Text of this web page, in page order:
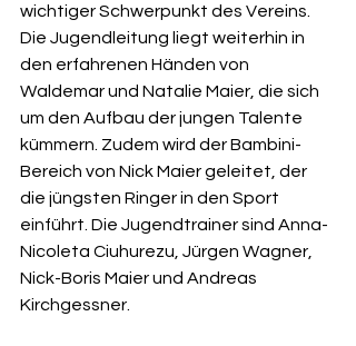
wichtiger Schwerpunkt des Vereins.
Die Jugendleitung liegt weiterhin in
den erfahrenen Händen von
Waldemar und Natalie Maier, die sich
um den Aufbau der jungen Talente
kümmern. Zudem wird der Bambini-
Bereich von Nick Maier geleitet, der
die jüngsten Ringer in den Sport
einführt. Die Jugendtrainer sind Anna-
Nicoleta Ciuhurezu, Jürgen Wagner,
Nick-Boris Maier und Andreas
Kirchgessner.